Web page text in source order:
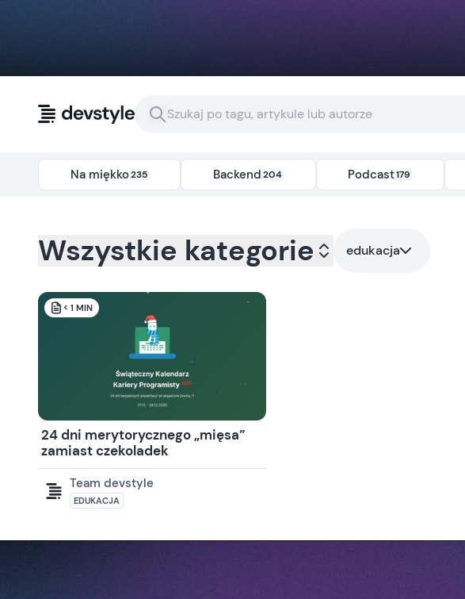
Na miękko235 Backend204 Podcast179
Kategoria: - Tag: edukacja
Wszystkie kategorie edukacja
< 1 MIN
24 dni merytorycznego „mięsa”
zamiast czekoladek
Team devstyle
EDUKACJA